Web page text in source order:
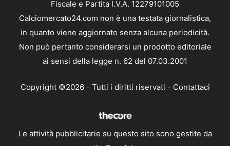
Fiscale e Partita I.V.A. 12279101005
Calciomercato24.com non è una testata giornalistica,
in quanto viene aggiornato senza alcuna periodicità.
Non può pertanto considerarsi un prodotto editoriale
ai sensi della legge n. 62 del 07.03.2001
Copyright ©2026 - Tutti i diritti riservati - Contattaci
Le attività pubblicitarie su questo sito sono gestite da